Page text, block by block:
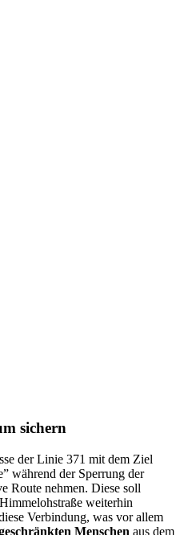
sichern
der Linie 371 mit dem Ziel
während der Sperrung der
Route nehmen. Diese soll
weiterhin
Verbindung, was vor allem
Menschen aus dem